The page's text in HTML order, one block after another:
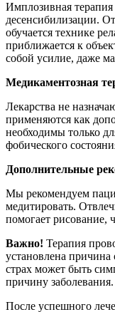
Имплозивная
десенсибилизации.
обучается технике
приближается к
собой усилие, даже
Медикаментозная
Лекарства не
применяются как
необходимы только
фобического
Дополнительные
Мы рекомендуем
медитировать.
помогает рисование,
Важно! Терапия
установлена
страх может быть
причину заболевания.
После успешного